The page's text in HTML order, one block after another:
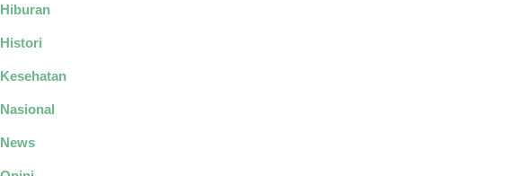
Hiburan
Histori
Kesehatan
Nasional
News